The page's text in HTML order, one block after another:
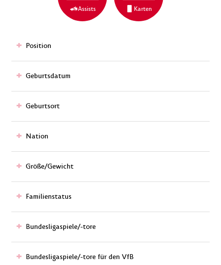
Assists Karten
Position
Geburtsdatum
Geburtsort
Nation
Größe/Gewicht
Familienstatus
Bundesligaspiele/-tore
Bundesligaspiele/-tore für den VfB